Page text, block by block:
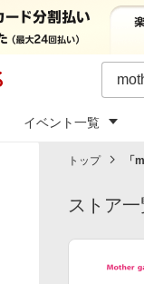
イベント一覧
トップ 「
ストア一